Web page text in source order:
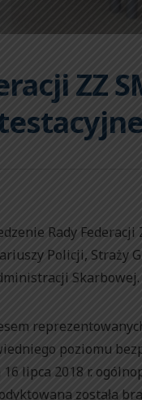
ZZ
Rady
Policji, Straży
Skarbowej.
poziomu
lipca 2018 r.
została